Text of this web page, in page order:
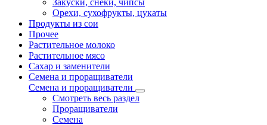
Закуски, снеки, чипсы
Орехи, сухофрукты, цукаты
Продукты из сои
Прочее
Растительное молоко
Растительное мясо
Сахар и заменители
Семена и проращиватели
Семена и проращиватели
Смотреть весь раздел
Проращиватели
Семена